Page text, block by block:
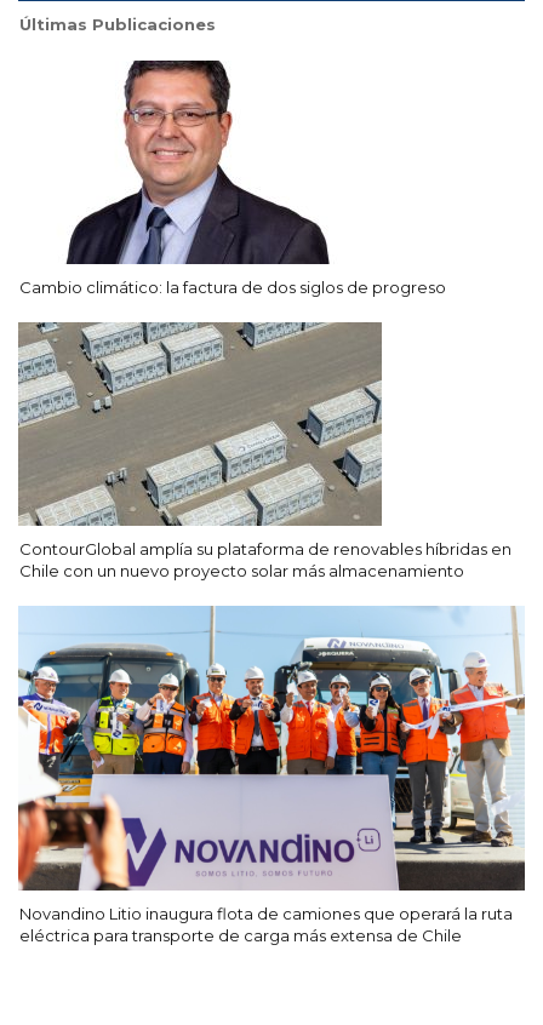
Últimas Publicaciones
Cambio climático: la factura de dos siglos de progreso
ContourGlobal amplía su plataforma de renovables híbridas en
Chile con un nuevo proyecto solar más almacenamiento
Novandino Litio inaugura flota de camiones que operará la ruta
eléctrica para transporte de carga más extensa de Chile